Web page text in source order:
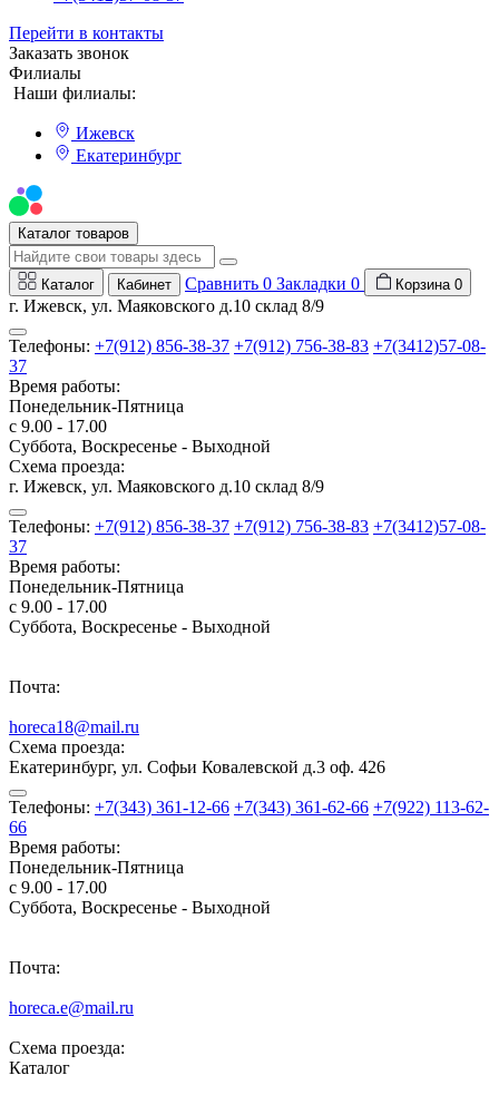
Перейти в контакты
Заказать звонок
Филиалы
Наши филиалы:
Ижевск
Екатеринбург
Каталог товаров
Каталог Кабинет Сравнить 0 Закладки 0 Корзина 0
г. Ижевск, ул. Маяковского д.10 склад 8/9
Телефоны: +7(912) 856-38-37 +7(912) 756-38-83 +7(3412)57-08-
37
Время работы:
Понедельник-Пятница
с 9.00 - 17.00
Суббота, Воскресенье - Выходной
Схема проезда:
г. Ижевск, ул. Маяковского д.10 склад 8/9
Телефоны: +7(912) 856-38-37 +7(912) 756-38-83 +7(3412)57-08-
37
Время работы:
Понедельник-Пятница
с 9.00 - 17.00
Суббота, Воскресенье - Выходной
Почта:
horeca18@mail.ru
Схема проезда:
Екатеринбург, ул. Софьи Ковалевской д.3 оф. 426
Телефоны: +7(343) 361-12-66 +7(343) 361-62-66 +7(922) 113-62-
66
Время работы:
Понедельник-Пятница
с 9.00 - 17.00
Суббота, Воскресенье - Выходной
Почта:
horeca.e@mail.ru
Схема проезда:
Каталог